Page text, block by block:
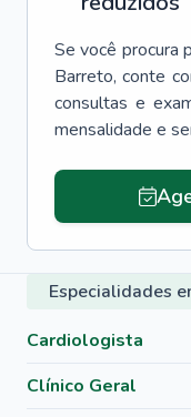
Se você procura
Barreto, conte
consultas e
mensalidade e
Especialidades
Cardiologista
Clínico Geral